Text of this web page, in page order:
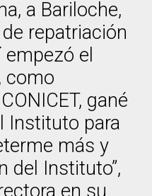
a Bariloche,
repatriación
el
como
gané
Instituto para
más y
del Instituto”,
en su